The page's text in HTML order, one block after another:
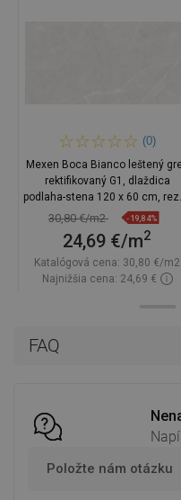
FAQ
Položte nám otázku
(0)
Mexen Boca Bianco leštený
rektifikovaný G1, dlaždica
podlaha-stena 120 x 60 cm,
- TL403-120-060-00
30,80 €/m2 -19,84%
24,69 €/m2
Katalógová cena: 30,80 €/m2
Najnižšia cena: 24,69 €